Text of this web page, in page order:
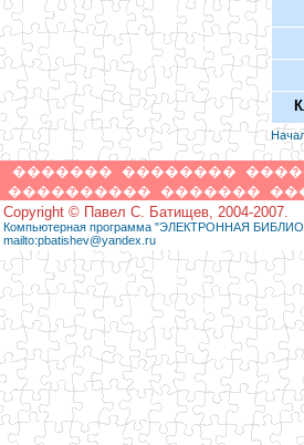
������� ��������
���������� �������
Copyright © Павел С. Батищев, 2004-2007.
Компьютерная программа "ЭЛЕКТРОННАЯ
mailto:pbatishev@yandex.ru